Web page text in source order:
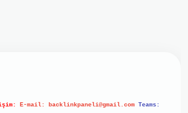
E-mail: backlinkpaneli@gmail.com Teams: